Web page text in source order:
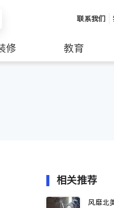
联系我们
修 教育
相关推荐
风靡北